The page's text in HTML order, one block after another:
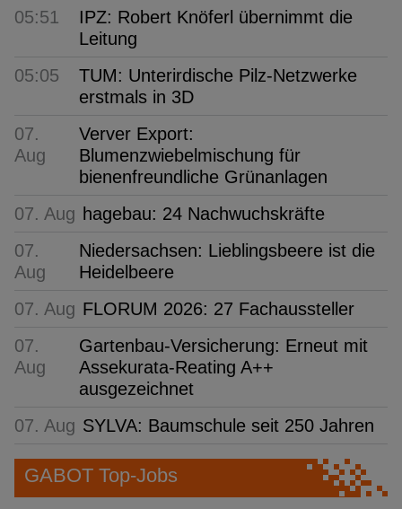
05:51
IPZ: Robert Knöferl übernimmt die
Leitung
05:05
TUM: Unterirdische Pilz-Netzwerke
erstmals in 3D
07.
Aug
Verver Export:
Blumenzwiebelmischung für
bienenfreundliche Grünanlagen
07. Aug hagebau: 24 Nachwuchskräfte
07.
Aug
Niedersachsen: Lieblingsbeere ist die
Heidelbeere
07. Aug FLORUM 2026: 27 Fachaussteller
07.
Aug
Gartenbau-Versicherung: Erneut mit
Assekurata-Reating A++
ausgezeichnet
07. Aug SYLVA: Baumschule seit 250 Jahren
GABOT Top-Jobs